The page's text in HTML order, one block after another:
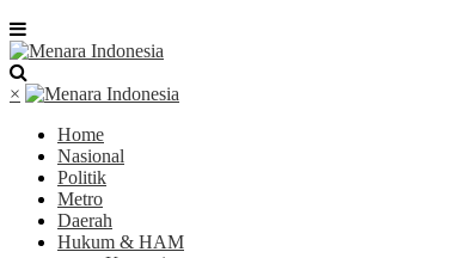
×
Home
Nasional
Politik
Metro
Daerah
Hukum & HAM